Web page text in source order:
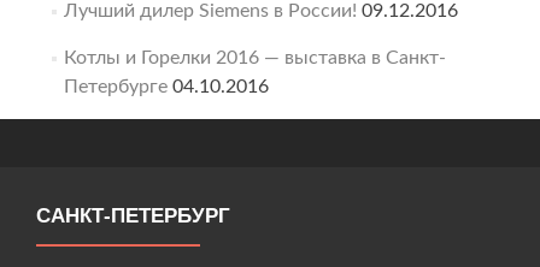
Лучший дилер Siemens в России! 09.12.2016
Котлы и Горелки 2016 — выставка в Санкт-
Петербурге 04.10.2016
САНКТ-ПЕТЕРБУРГ